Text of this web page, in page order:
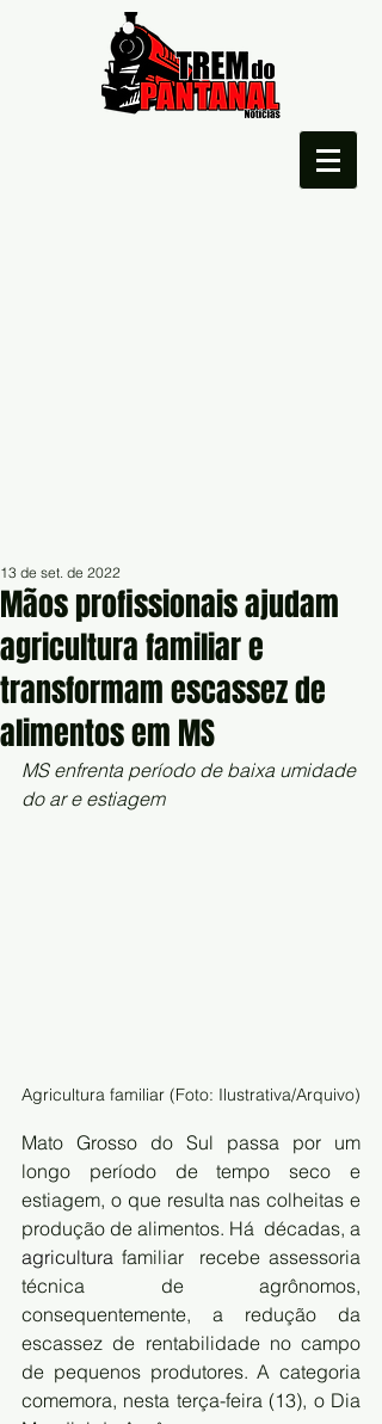
Mãos profissionais ajudam
agricultura familiar e
transformam escassez de
alimentos em MS
13 de set. de 2022
MS enfrenta período de baixa umidade
do ar e estiagem
Agricultura familiar (Foto: Ilustrativa/Arquivo)
Mato Grosso do Sul passa por um
longo período de tempo seco e
estiagem, o que resulta nas colheitas e
agricultura familiar  recebe assessoria
técnica de agrônomos,
consequentemente, a redução da
escassez de rentabilidade no campo
de pequenos produtores. A categoria
comemora, nesta terça-feira (13), o Dia